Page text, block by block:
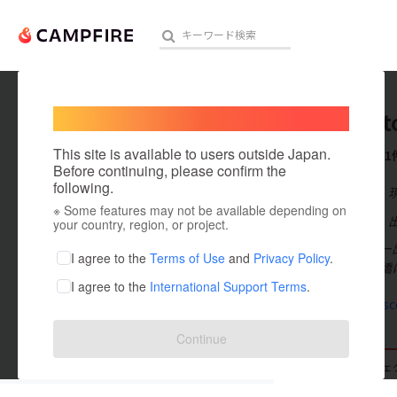
人気のプロジェクト 注目の
アート・写真
テクノロジー・ガジェット
映像・映画
ビジネス・起業
まちづくり・地域活性化
This site is available to users outside Japan.
Before continuing, please confirm the
following.
※ Some features may not be available depending on
your country, region, or project.
I agree to the Terms of Use and Privacy Policy.
I agree to the International Support Terms.
Continue
これまでに1
出身国：日本
私はハンガリ
をつなぐ架け
プロジ